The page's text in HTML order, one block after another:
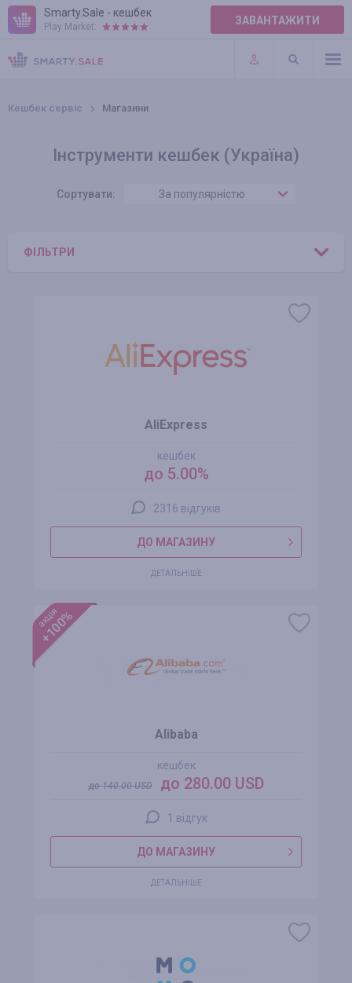
Smarty.Sale - кешбек
Play Market: ЗАВАНТАЖИТИ
ПРАВИЛА
ПЛАГІНИ
Кешбек сервіс Магазини
Інструменти кешбек (Україна)
Сортувати: За популярністю
ФІЛЬТРИ
AliExpress
кешбек
до 5.00%
2316 відгуків
ДО МАГАЗИНУ
ДЕТАЛЬНІШЕ
акція
+100%
Alibaba
кешбек
до140.00USD до 280.00 USD
1 відгук
ДО МАГАЗИНУ
ДЕТАЛЬНІШЕ